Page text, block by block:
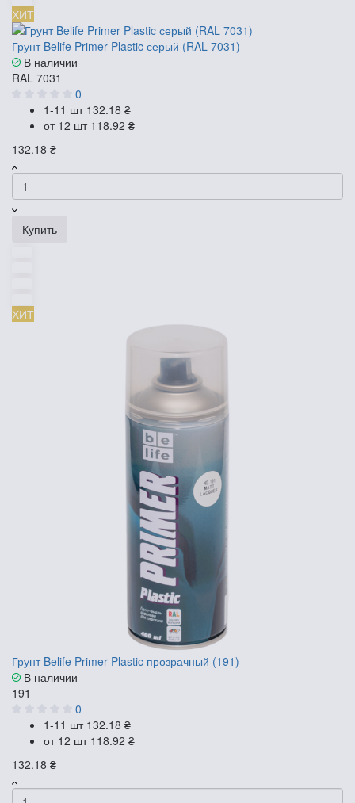
ХИТ
Грунт Belife Primer Plastic серый (RAL 7031)
В наличии
RAL 7031
0
1-11 шт 132.18 ₴
от 12 шт 118.92 ₴
132.18 ₴
Купить
ХИТ
Грунт Belife Primer Plastic прозрачный (191)
В наличии
191
0
1-11 шт 132.18 ₴
от 12 шт 118.92 ₴
132.18 ₴